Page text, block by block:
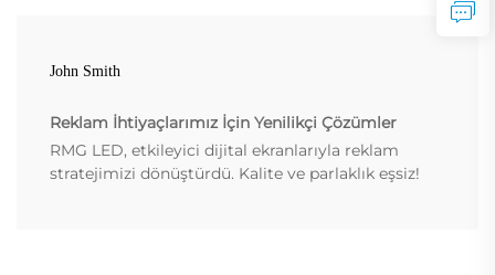
John Smith
Reklam İhtiyaçlarımız İçin Yenilikçi Çözümler
RMG LED, etkileyici dijital ekranlarıyla reklam
stratejimizi dönüştürdü. Kalite ve parlaklık eşsiz!